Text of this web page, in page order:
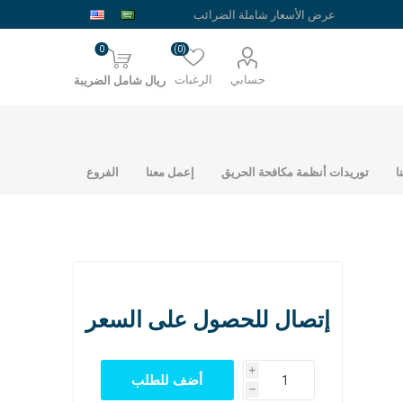
حسابي الرغبات
(0)
0
ريال شامل الضريبة
حديد شبك ارضيات
حديد الراجحي
توريدات أنظمة مكافحة الحريق إعمل معنا الفروع
إتصال للحصول على السعر
i
h